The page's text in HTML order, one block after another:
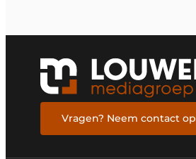
Vragen? Neem contact op